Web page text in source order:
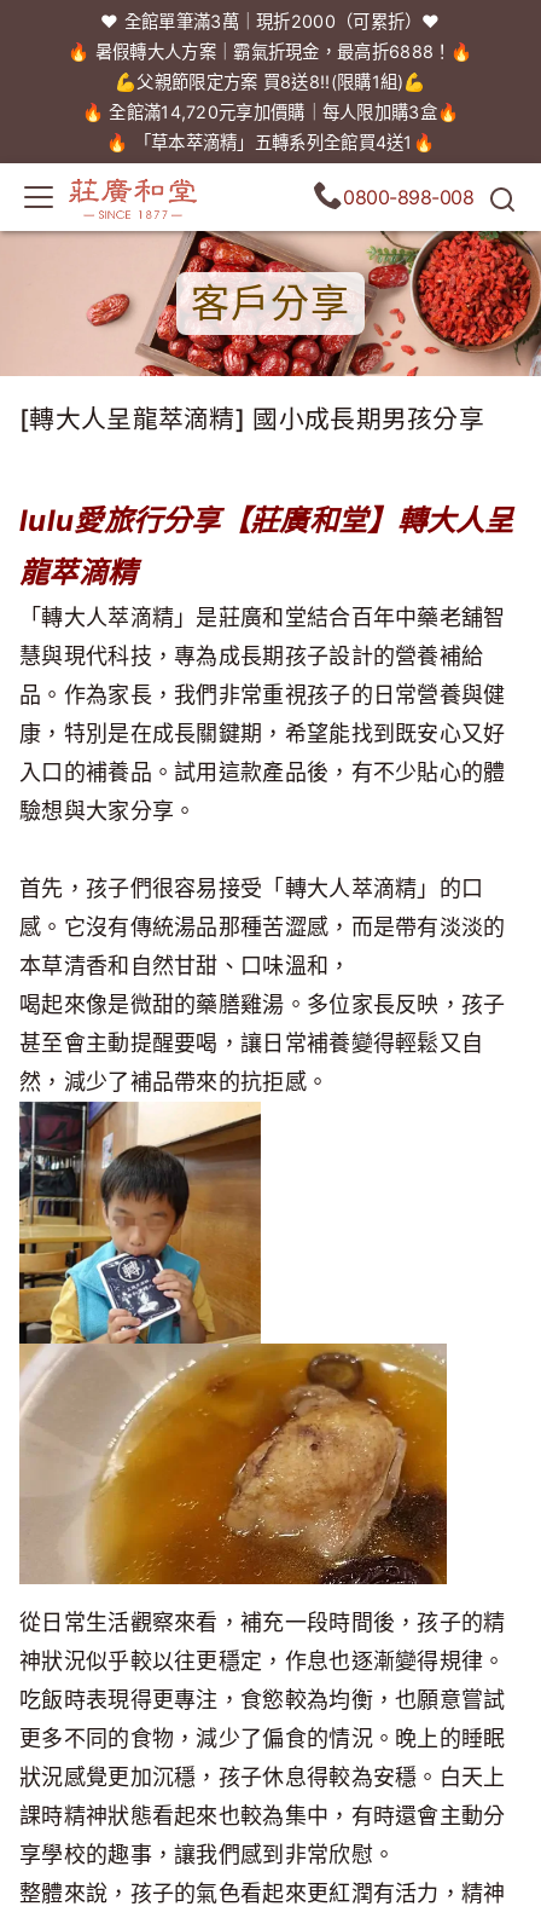
❤️ 全館單筆滿3萬｜現折2000（可累折）❤️
🔥 暑假轉大人方案｜霸氣折現金，最高折6888！🔥
💪父親節限定方案 買8送8!!(限購1組)💪
🔥 全館滿14,720元享加價購｜每人限加購3盒🔥
🔥 「草本萃滴精」五轉系列全館買4送1🔥
0800-898-008
客戶分享
[轉大人呈龍萃滴精] 國小成長期男孩分享
lulu愛旅行分享【莊廣和堂】轉大人呈
龍萃滴精
「轉大人萃滴精」是莊廣和堂結合百年中藥老舖智
慧與現代科技，專為成長期孩子設計的營養補給
品。作為家長，我們非常重視孩子的日常營養與健
康，特別是在成長關鍵期，希望能找到既安心又好
入口的補養品。試用這款產品後，有不少貼心的體
驗想與大家分享。
首先，孩子們很容易接受「轉大人萃滴精」的口
感。它沒有傳統湯品那種苦澀感，而是帶有淡淡的
本草清香和自然甘甜、口味溫和，
喝起來像是微甜的藥膳雞湯。多位家長反映，孩子
甚至會主動提醒要喝，讓日常補養變得輕鬆又自
然，減少了補品帶來的抗拒感。
從日常生活觀察來看，補充一段時間後，孩子的精
神狀況似乎較以往更穩定，作息也逐漸變得規律。
吃飯時表現得更專注，食慾較為均衡，也願意嘗試
更多不同的食物，減少了偏食的情況。晚上的睡眠
狀況感覺更加沉穩，孩子休息得較為安穩。白天上
課時精神狀態看起來也較為集中，有時還會主動分
享學校的趣事，讓我們感到非常欣慰。
整體來說，孩子的氣色看起來更紅潤有活力，精神